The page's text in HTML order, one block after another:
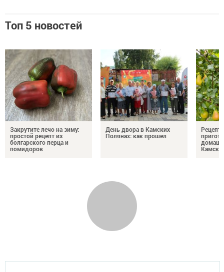
Топ 5 новостей
Закрутите лечо на зиму:
простой рецепт из
болгарского перца и
помидоров
День двора в Камских
Полянах: как прошел